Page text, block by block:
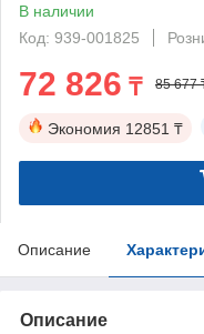
В наличии
Код: 939-001825
72 826 ₸ 85 677
Экономия 12851 ₸
Описание
Описание